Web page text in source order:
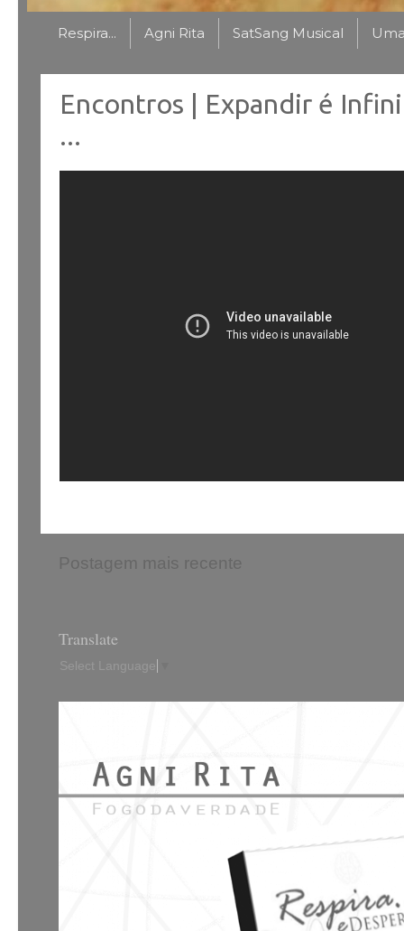
Respira... Agni Rita SatSang Musical
Encontros | Expandir é
...
Postagem mais recente
Translate
Select Language